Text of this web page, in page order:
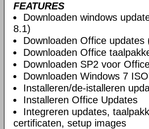
FEATURES
Downloaden windows
8.1)
Downloaden Office
Downloaden Office
Downloaden SP2 voor
Downloaden Windows 7
Installeren/de-istalleren
Installeren Office Updates
Integreren updates,
certificaten, setup images